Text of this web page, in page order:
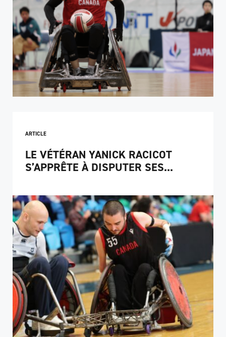
ARTICLE
LE VÉTÉRAN YANICK RACICOT
S’APPRÊTE À DISPUTER SES...